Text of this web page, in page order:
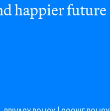
happier future